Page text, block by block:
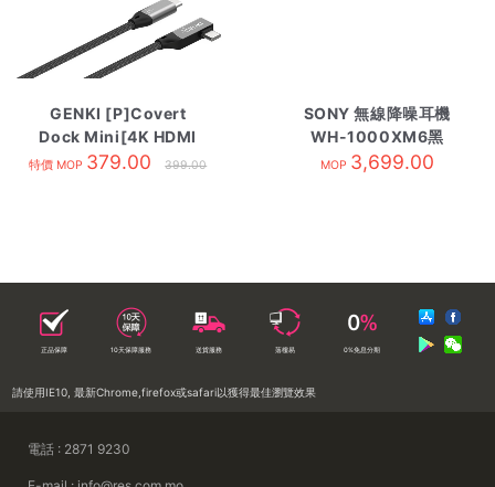
GENKI [P]Covert
Dock Mini[4K HDMI
TV Docking & Type-C
特價 MOP 379.00 399.00
SONY 無線降噪耳機
WH-1000XM6黑
MOP 3,699.00
正品保障 10天保障服務 送貨服務 落樓易 0%免息分期
請使用IE10, 最新Chrome,firefox或safari以獲得最佳瀏覽效果
電話 : 2871 9230